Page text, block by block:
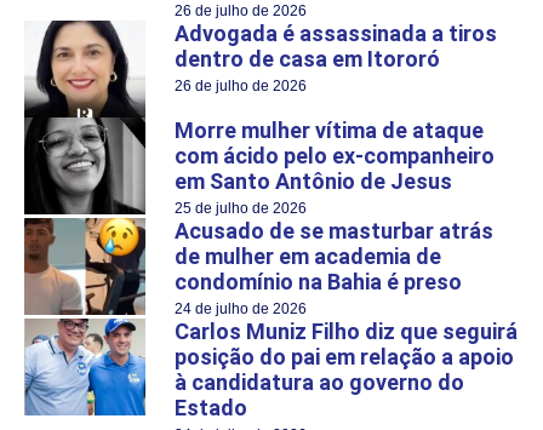
26 de julho de 2026
Advogada é assassinada a tiros
dentro de casa em Itororó
26 de julho de 2026
Morre mulher vítima de ataque
com ácido pelo ex-companheiro
em Santo Antônio de Jesus
25 de julho de 2026
Acusado de se masturbar atrás
de mulher em academia de
condomínio na Bahia é preso
24 de julho de 2026
Carlos Muniz Filho diz que seguirá
posição do pai em relação a apoio
à candidatura ao governo do
Estado